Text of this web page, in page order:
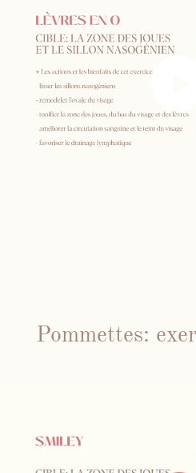
Pommettes: